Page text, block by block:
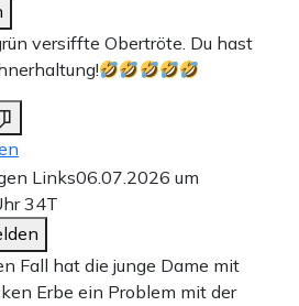
versiffte Obertröte. Du hast
Links06.07.2026 um
34T
Fall hat die junge Dame mit
Erbe ein Problem mit der